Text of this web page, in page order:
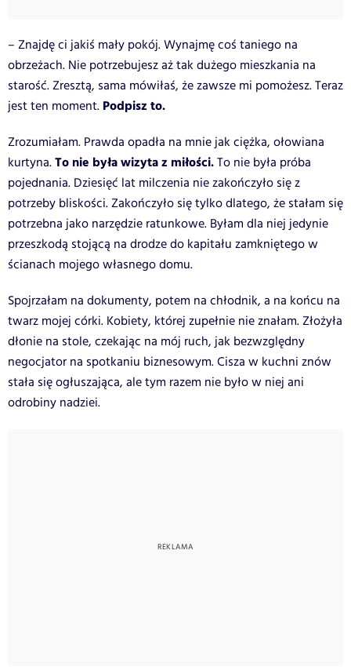
– Znajdę ci jakiś mały pokój. Wynajmę coś taniego na
obrzeżach. Nie potrzebujesz aż tak dużego mieszkania na
starość. Zresztą, sama mówiłaś, że zawsze mi pomożesz. Teraz
jest ten moment. Podpisz to.
Zrozumiałam. Prawda opadła na mnie jak ciężka, ołowiana
kurtyna.To nie była wizyta z miłości.To nie była próba
pojednania. Dziesięć lat milczenia nie zakończyło się z
potrzeby bliskości. Zakończyło się tylko dlatego, że stałam się
potrzebna jako narzędzie ratunkowe. Byłam dla niej jedynie
przeszkodą stojącą na drodze do kapitału zamkniętego w
ścianach mojego własnego domu.
Spojrzałam na dokumenty, potem na chłodnik, a na końcu na
twarz mojej córki. Kobiety, której zupełnie nie znałam. Złożyła
dłonie na stole, czekając na mój ruch, jak bezwzględny
negocjator na spotkaniu biznesowym. Cisza w kuchni znów
stała się ogłuszająca, ale tym razem nie było w niej ani
odrobiny nadziei.